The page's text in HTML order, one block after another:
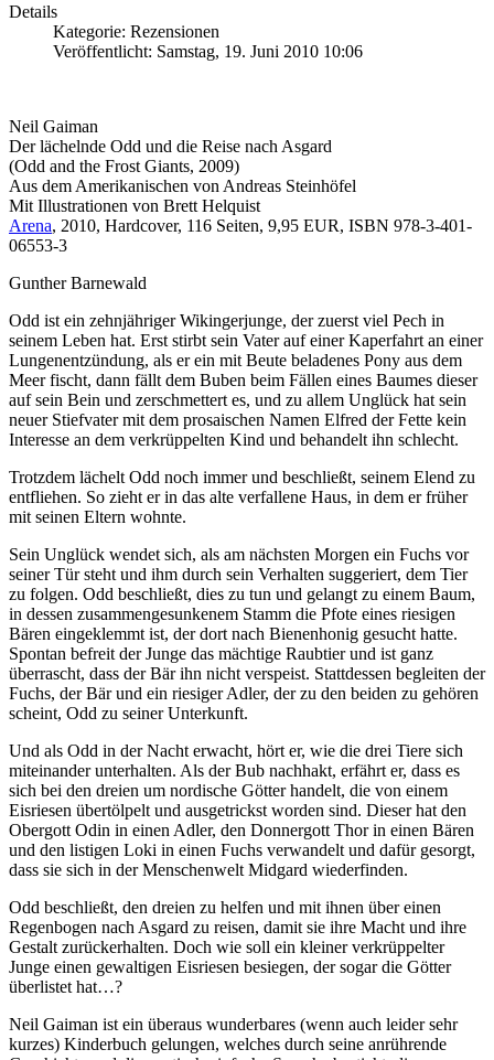
Details
Kategorie: Rezensionen
Veröffentlicht: Samstag, 19. Juni 2010 10:06
Neil Gaiman
Der lächelnde Odd und die Reise nach Asgard
(Odd and the Frost Giants, 2009)
Aus dem Amerikanischen von Andreas Steinhöfel
Mit Illustrationen von Brett Helquist
Arena, 2010, Hardcover, 116 Seiten, 9,95 EUR, ISBN 978-3-401-
06553-3
Gunther Barnewald
Odd ist ein zehnjähriger Wikingerjunge, der zuerst viel Pech in
seinem Leben hat. Erst stirbt sein Vater auf einer Kaperfahrt an einer
Lungenentzündung, als er ein mit Beute beladenes Pony aus dem
Meer fischt, dann fällt dem Buben beim Fällen eines Baumes dieser
auf sein Bein und zerschmettert es, und zu allem Unglück hat sein
neuer Stiefvater mit dem prosaischen Namen Elfred der Fette kein
Interesse an dem verkrüppelten Kind und behandelt ihn schlecht.
Trotzdem lächelt Odd noch immer und beschließt, seinem Elend zu
entfliehen. So zieht er in das alte verfallene Haus, in dem er früher
mit seinen Eltern wohnte.
Sein Unglück wendet sich, als am nächsten Morgen ein Fuchs vor
seiner Tür steht und ihm durch sein Verhalten suggeriert, dem Tier
zu folgen. Odd beschließt, dies zu tun und gelangt zu einem Baum,
in dessen zusammengesunkenem Stamm die Pfote eines riesigen
Bären eingeklemmt ist, der dort nach Bienenhonig gesucht hatte.
Spontan befreit der Junge das mächtige Raubtier und ist ganz
überrascht, dass der Bär ihn nicht verspeist. Stattdessen begleiten der
Fuchs, der Bär und ein riesiger Adler, der zu den beiden zu gehören
scheint, Odd zu seiner Unterkunft.
Und als Odd in der Nacht erwacht, hört er, wie die drei Tiere sich
miteinander unterhalten. Als der Bub nachhakt, erfährt er, dass es
sich bei den dreien um nordische Götter handelt, die von einem
Eisriesen übertölpelt und ausgetrickst worden sind. Dieser hat den
Obergott Odin in einen Adler, den Donnergott Thor in einen Bären
und den listigen Loki in einen Fuchs verwandelt und dafür gesorgt,
dass sie sich in der Menschenwelt Midgard wiederfinden.
Odd beschließt, den dreien zu helfen und mit ihnen über einen
Regenbogen nach Asgard zu reisen, damit sie ihre Macht und ihre
Gestalt zurückerhalten. Doch wie soll ein kleiner verkrüppelter
Junge einen gewaltigen Eisriesen besiegen, der sogar die Götter
überlistet hat…?
Neil Gaiman ist ein überaus wunderbares (wenn auch leider sehr
kurzes) Kinderbuch gelungen, welches durch seine anrührende